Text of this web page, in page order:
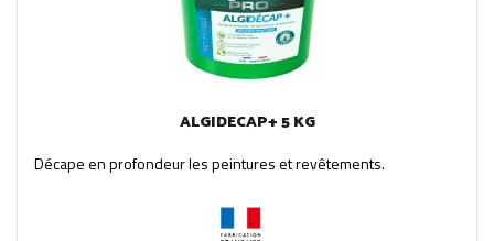
ALGIDECAP+ 5 KG
Décape en profondeur les peintures et revêtements.